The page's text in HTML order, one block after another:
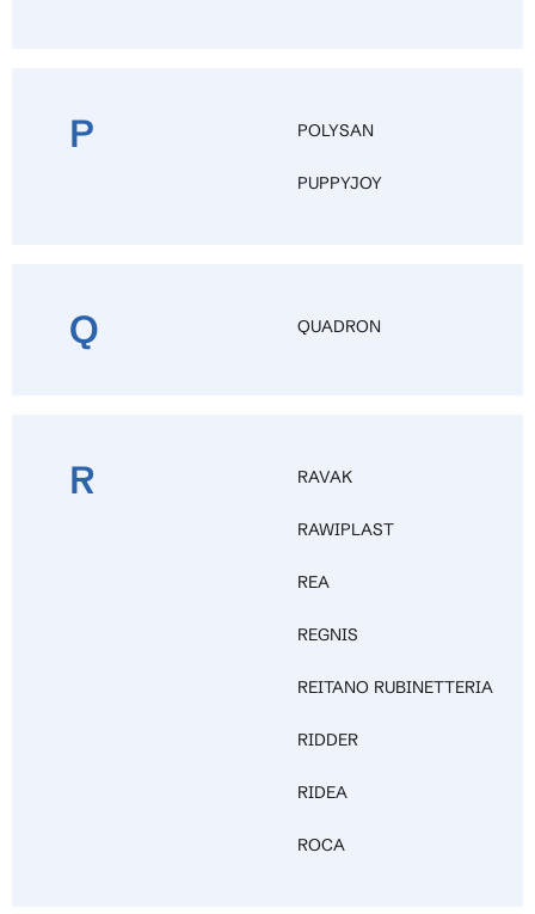
P POLYSAN
PUPPYJOY
Q QUADRON
R RAVAK
RAWIPLAST
REA
REGNIS
REITANO RUBINETTERIA
RIDDER
RIDEA
ROCA